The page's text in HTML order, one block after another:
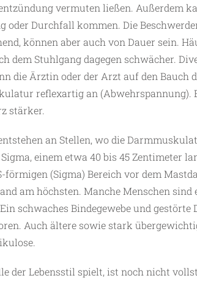
vermuten ließen. Außerdem
oder Durchfall kommen. Die
können aber auch von Dauer sein.
dem Stuhlgang dagegen schwächer.
die Ärztin oder der Arzt auf den Bauch
reflexartig an (Abwehrspannung).
stärker.
an Stellen, wo die
einem etwa 40 bis 45 Zentimeter
förmigen (Sigma) Bereich vor dem
am höchsten. Manche Menschen
schwaches Bindegewebe und gestörte
Auch ältere sowie stark
der Lebensstil spielt, ist noch nicht